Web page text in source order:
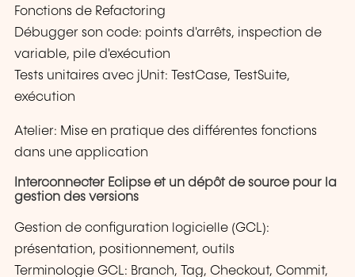
Fonctions de Refactoring
Débugger son code: points d'arrêts, inspection de
variable, pile d'exécution
Tests unitaires avec jUnit: TestCase, TestSuite,
exécution
Atelier: Mise en pratique des différentes fonctions
dans une application
Interconnecter Eclipse et un dépôt de source pour la
gestion des versions
Gestion de configuration logicielle (GCL):
présentation, positionnement, outils
Terminologie GCL: Branch, Tag, Checkout, Commit,